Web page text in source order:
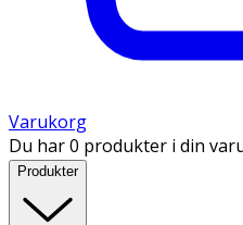
Varukorg
Du har 0 produkter i din
Produkter